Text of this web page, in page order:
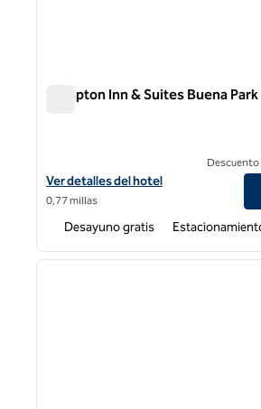
Hampton Inn & Suites Buena Park
Ver detalles del hotel Hampton Inn &
Ver detalles del hotel
0,77 millas
Desayuno gratis
1 de 12